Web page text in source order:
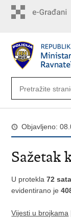
Objavljeno:
Sažetak
U protekla72 sata
evidentirano je
Vijesti u brojkama